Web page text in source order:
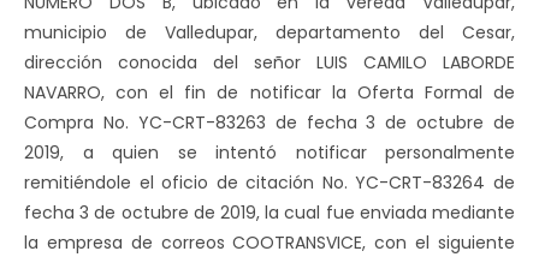
municipio de Valledupar, departamento del Cesar,
dirección conocida del señor LUIS CAMILO LABORDE
NAVARRO, con el fin de notificar la Oferta Formal de
Compra No. YC-CRT-83263 de fecha 3 de octubre de
2019, a quien se intentó notificar personalmente
remitiéndole el oficio de citación No. YC-CRT-83264 de
fecha 3 de octubre de 2019, la cual fue enviada mediante
la empresa de correos COOTRANSVICE, con el siguiente